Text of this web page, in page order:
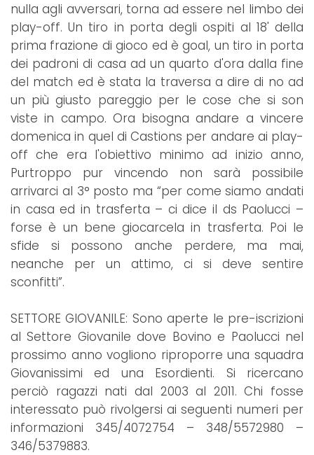
nulla agli avversari, torna ad essere nel limbo dei
play-off. Un tiro in porta degli ospiti al 18' della
prima frazione di gioco ed è goal, un tiro in porta
dei padroni di casa ad un quarto d'ora dalla fine
del match ed è stata la traversa a dire di no ad
un più giusto pareggio per le cose che si son
viste in campo. Ora bisogna andare a vincere
domenica in quel di Castions per andare ai play-
off che era l'obiettivo minimo ad inizio anno,
Purtroppo pur vincendo non sarà possibile
arrivarci al 3° posto ma “per come siamo andati
in casa ed in trasferta – ci dice il ds Paolucci –
forse è un bene giocarcela in trasferta. Poi le
sfide si possono anche perdere, ma mai,
neanche per un attimo, ci si deve sentire
sconfitti”.
SETTORE GIOVANILE: Sono aperte le pre-iscrizioni
al Settore Giovanile dove Bovino e Paolucci nel
prossimo anno vogliono riproporre una squadra
Giovanissimi ed una Esordienti. Si ricercano
perciò ragazzi nati dal 2003 al 2011. Chi fosse
interessato può rivolgersi ai seguenti numeri per
informazioni 345/4072754 – 348/5572980 –
346/5379883.